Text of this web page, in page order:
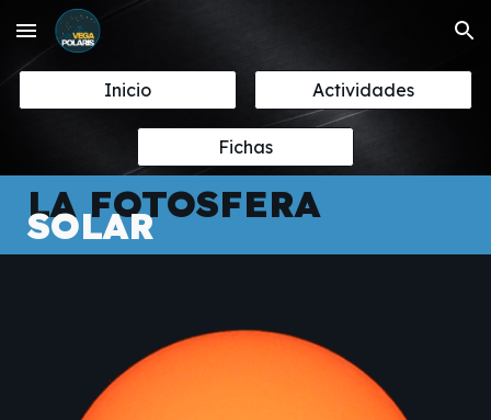
Skip to main content Skip to navigation
Inicio Actividades
Fichas
LA FOTOSFERA
SOLAR